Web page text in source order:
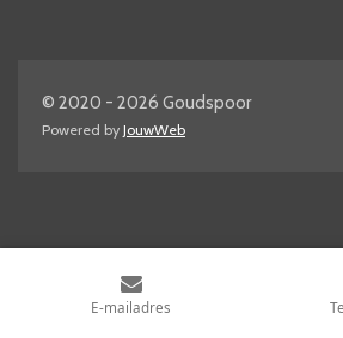
© 2020 - 2026 Goudspoor
Powered by JouwWeb
E-mailadres